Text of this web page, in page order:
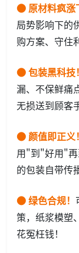
● 原材料疯涨
局势影响下的
购方案、守住
● 包装黑科技！
漏、不保鲜痛
无损送到顾客
● 颜值即正义！
用"到"好用"
的包装自带传
● 绿色合规！
策，纸浆模塑
花冤枉钱！